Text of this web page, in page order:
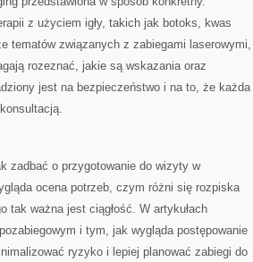
z użyciem igły, takich jak botoks, kwas
tematów związanych z zabiegami laserowymi,
rozeznać, jakie są wskazania oraz
jest na bezpieczeństwo i na to, że każda
zadbać o przygotowanie do wizyty w
ocena potrzeb, czym różni się rozpiska
tak ważna jest ciągłość. W artykułach
i tym, jak wygląda postępowanie
ryzyko i lepiej planować zabiegi do